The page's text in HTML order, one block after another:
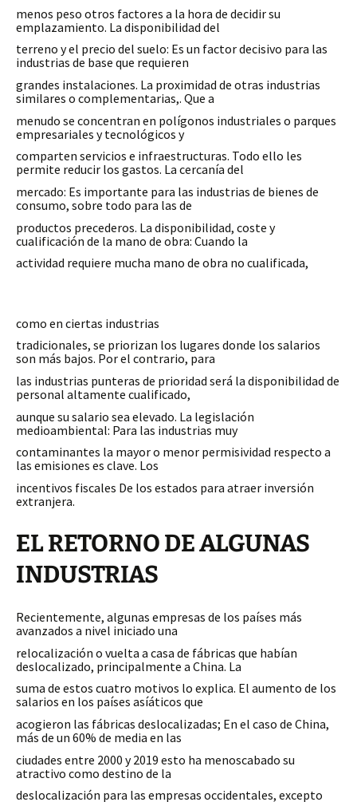
menos peso otros factores a la hora de decidir su
emplazamiento. La disponibilidad del
terreno y el precio del suelo: Es un factor decisivo para las
industrias de base que requieren
grandes instalaciones. La proximidad de otras industrias
similares o complementarias,. Que a
menudo se concentran en polígonos industriales o parques
empresariales y tecnológicos y
comparten servicios e infraestructuras. Todo ello les
permite reducir los gastos. La cercanía del
mercado: Es importante para las industrias de bienes de
consumo, sobre todo para las de
productos precederos. La disponibilidad, coste y
cualificación de la mano de obra: Cuando la
actividad requiere mucha mano de obra no cualificada,
como en ciertas industrias
tradicionales, se priorizan los lugares donde los salarios
son más bajos. Por el contrario, para
las industrias punteras de prioridad será la disponibilidad de
personal altamente cualificado,
aunque su salario sea elevado. La legislación
medioambiental: Para las industrias muy
contaminantes la mayor o menor permisividad respecto a
las emisiones es clave. Los
incentivos fiscales De los estados para atraer inversión
extranjera.
EL RETORNO DE ALGUNAS
INDUSTRIAS
Recientemente, algunas empresas de los países más
avanzados a nivel iniciado una
relocalización o vuelta a casa de fábricas que habían
deslocalizado, principalmente a China. La
suma de estos cuatro motivos lo explica. El aumento de los
salarios en los países asíáticos que
acogieron las fábricas deslocalizadas; En el caso de China,
más de un 60% de media en las
ciudades entre 2000 y 2019 esto ha menoscabado su
atractivo como destino de la
deslocalización para las empresas occidentales, excepto